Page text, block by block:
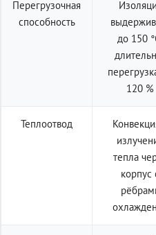
Перегрузочная
способность
до 150
120 %
Теплоотвод
тепла
корпус